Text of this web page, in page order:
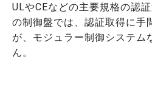
ULやCEなどの主要規格の認
の制御盤では、認証取得に手
が、モジュラー制御システム
ん。